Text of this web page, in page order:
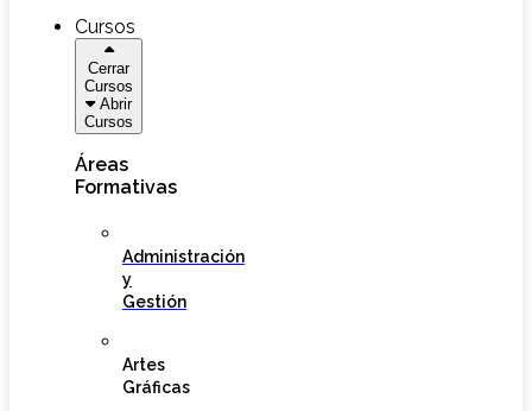
Cursos
Cerrar
Cursos
Abrir
Cursos
Áreas
Formativas
Administración
y
Gestión
Artes
Gráficas